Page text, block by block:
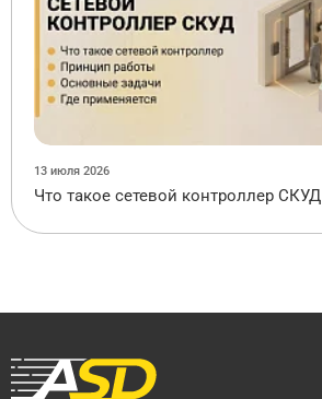
13 июля 2026
Что такое сетевой контроллер СКУД